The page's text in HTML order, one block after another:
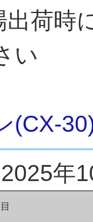
出荷
い
(CX-
年